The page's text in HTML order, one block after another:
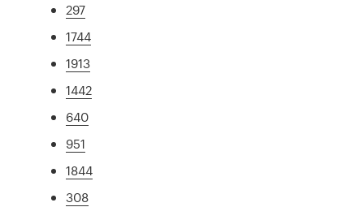
297
1744
1913
1442
640
951
1844
308